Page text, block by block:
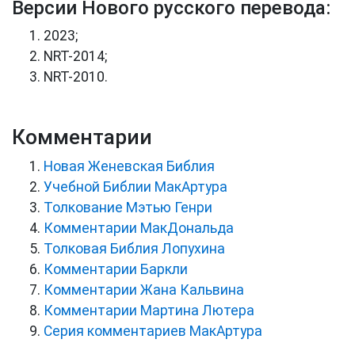
Версии Нового русского перевода:
2023;
NRT-2014;
NRT-2010.
Комментарии
Новая Женевская Библия
Учебной Библии МакАртура
Толкование Мэтью Генри
Комментарии МакДональда
Толковая Библия Лопухина
Комментарии Баркли
Комментарии Жана Кальвина
Комментарии Мартина Лютера
Серия комментариев МакАртура